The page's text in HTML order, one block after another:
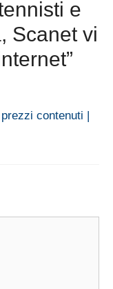
e
Scanet vi
contenuti |